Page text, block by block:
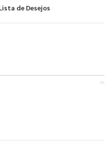
de Desejos